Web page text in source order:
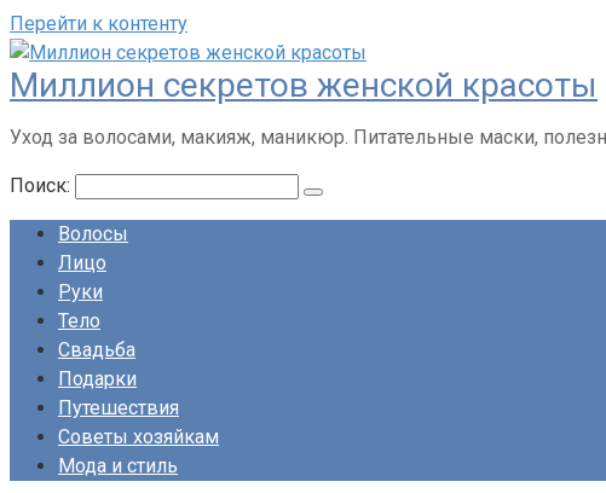
Перейти к контенту
Миллион секретов женской красоты
Уход за волосами, макияж, маникюр. Питательные маски,
Поиск:
Волосы
Лицо
Руки
Тело
Свадьба
Подарки
Путешествия
Советы хозяйкам
Мода и стиль